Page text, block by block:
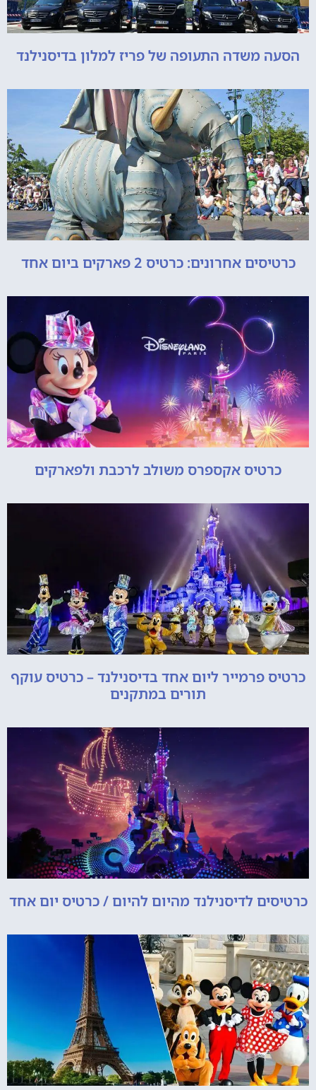
הסעה משדה התעופה של פריז למלון בדיסנילנד
כרטיסים אחרונים: כרטיס 2 פארקים ביום אחד
כרטיס אקספרס משולב לרכבת ולפארקים
כרטיס פרמייר ליום אחד בדיסנילנד – כרטיס עוקף
תורים במתקנים
כרטיסים לדיסנילנד מהיום להיום / כרטיס יום אחד